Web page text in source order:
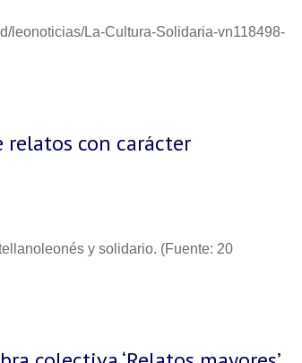
leonoticias/La-Cultura-Solidaria-vn118498-
con carácter
y solidario. (Fuente: 20